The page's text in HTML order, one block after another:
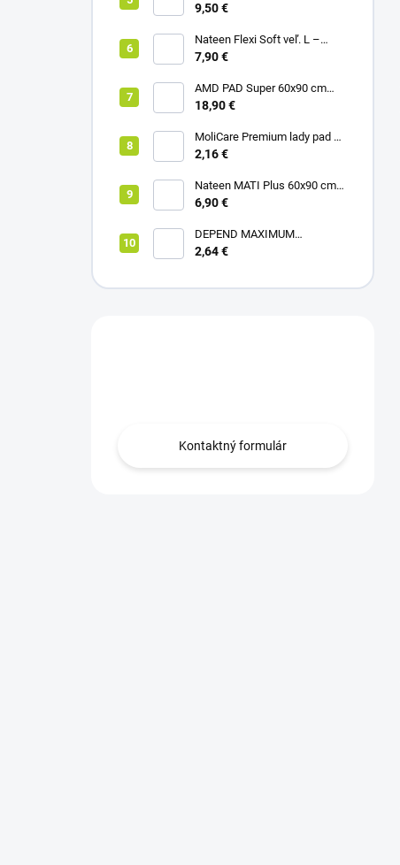
nohavičky plienkové (10ks)
9,50 €
Nateen Flexi Soft veľ. L –
nohavičky plienkové (10ks)
7,90 €
AMD PAD Super 60x90 cm
podložka pod pacienta (30ks)
18,90 €
MoliCare Premium lady pad 3
kvapky inkontinenčné vložky
2,16 €
Nateen MATI Plus 60x90 cm
podložka pod pacienta (10ks)
6,90 €
DEPEND MAXIMUM
inkontinenčné vložky pre ženy,
6ks
2,64 €
Kontaktný formulár